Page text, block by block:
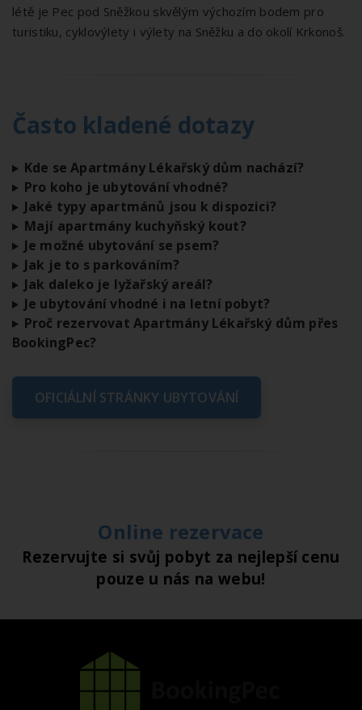
létě je Pec pod Sněžkou skvělým výchozím bodem pro
turistiku, cyklovýlety i výlety na Sněžku a do okolí Krkonoš.
Často kladené dotazy
Kde se Apartmány Lékařský dům nachází?
Pro koho je ubytování vhodné?
Jaké typy apartmánů jsou k dispozici?
Mají apartmány kuchyňský kout?
Je možné ubytování se psem?
Jak je to s parkováním?
Jak daleko je lyžařský areál?
Je ubytování vhodné i na letní pobyt?
Proč rezervovat Apartmány Lékařský dům přes
BookingPec?
OFICIÁLNÍ STRÁNKY UBYTOVÁNÍ
Online rezervace
Rezervujte si svůj pobyt za nejlepší cenu
pouze u nás na webu!